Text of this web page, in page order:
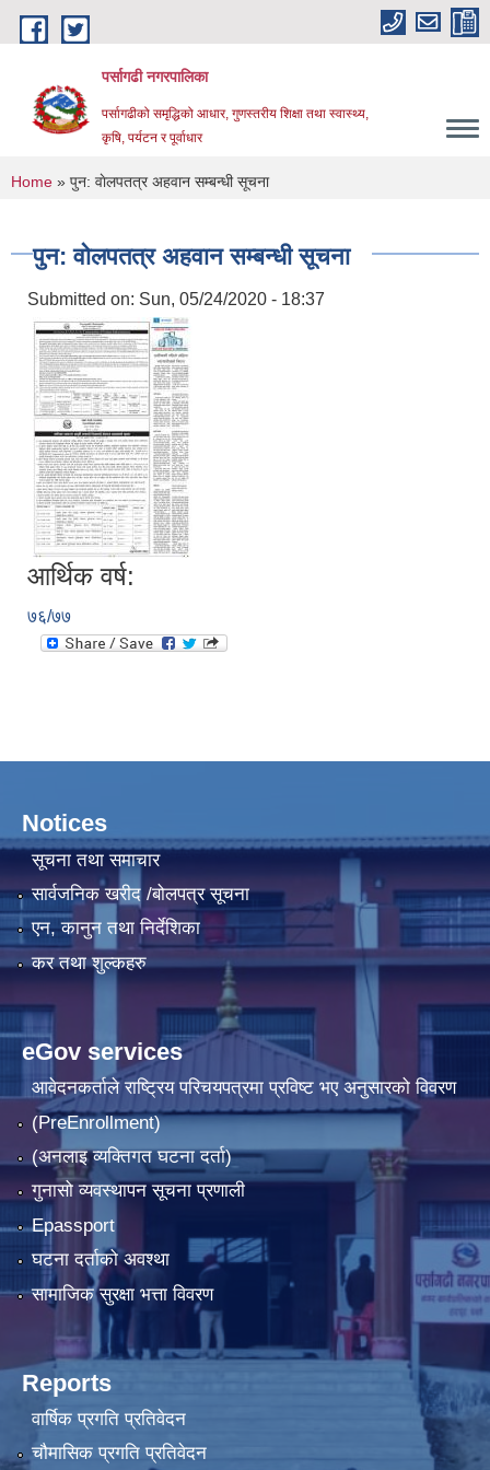
Skip to main content
पर्सागढी नगरपालिका
पर्सागढीको समृद्धिको आधार, गुणस्तरीय शिक्षा तथा स्वास्थ्य,
कृषि, पर्यटन र पूर्वाधार
You are here
Home » पुन: वाेलपतत्र अहवान सम्बन्धी सूचना
पुन: वाेलपतत्र अहवान सम्बन्धी सूचना
Submitted on: Sun, 05/24/2020 - 18:37
आर्थिक वर्ष:
७६/७७
Notices
सूचना तथा समाचार
सार्वजनिक खरीद /बोलपत्र सूचना
एन, कानुन तथा निर्देशिका
कर तथा शुल्कहरु
eGov services
आवेदनकर्ताले राष्‍ट्रिय परिचयपत्रमा प्रविष्ट भए अनुसारको विवरण
(PreEnrollment)
(अनलाइ व्यक्तिगत घटना दर्ता)
गुनासो व्यवस्थापन सूचना प्रणाली
Epassport
घटना दर्ताको अवश्था
सामाजिक सुरक्षा भत्ता विवरण
Reports
वार्षिक प्रगति प्रतिवेदन
चौमासिक प्रगति प्रतिवेदन